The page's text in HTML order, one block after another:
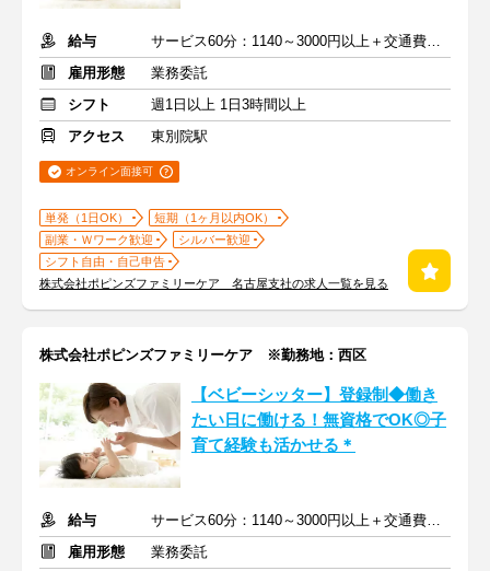
給与
サービス60分：1140～3000円以上＋交通費全額支給
雇用形態
業務委託
シフト
週1日以上 1日3時間以上
アクセス
東別院駅
オンライン面接可
単発（1日OK）
短期（1ヶ月以内OK）
副業・Ｗワーク歓迎
シルバー歓迎
シフト自由・自己申告
株式会社ポピンズファミリーケア 名古屋支社の求人一覧を見る
株式会社ポピンズファミリーケア ※勤務地：西区
【ベビーシッター】登録制◆働き
たい日に働ける！無資格でOK◎子
育て経験も活かせる＊
給与
サービス60分：1140～3000円以上＋交通費全額支給
雇用形態
業務委託